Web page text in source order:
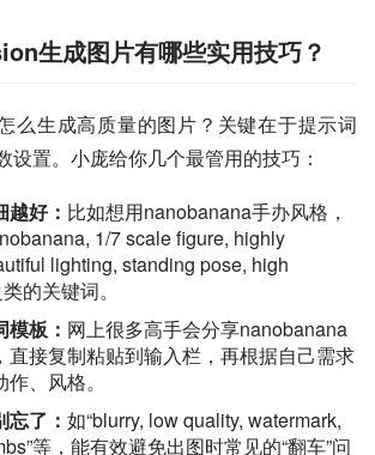
生成图片有哪些实用技巧？
么生成高质量的图片？关键在于提示词
设置。小庞给你几个最管用的技巧：
好： 比如想用nanobanana手办风格，
1/7 scale figure, highly
lighting, standing pose, high
的关键词。
板： 网上很多高手会分享nanobanana
直接复制粘贴到输入栏，再根据自己需求
、风格。
了： 如“blurry, low quality, watermark,
等，能有效避免出图时常见的“翻车”问